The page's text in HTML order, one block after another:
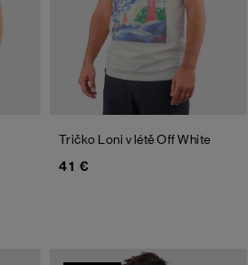
Tričko Loni v létěOff White
41 €